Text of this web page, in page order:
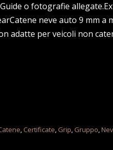
o fotografie
neve auto 9 mm
adatte per veicoli non
, Certificate, Grip, Gruppo,